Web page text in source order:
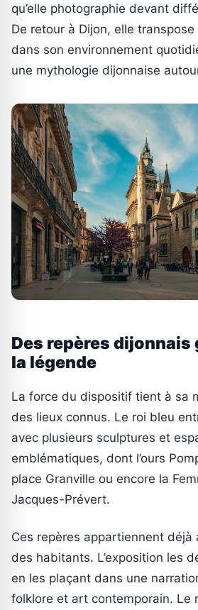
qu’elle photographie devant
De retour à Dijon, elle
dans son environnement
une mythologie dijonnaise
Des repères
la légende
La force du dispositif tient à sa
des lieux connus. Le roi bleu
avec plusieurs sculptures et
emblématiques, dont l’ours
place Granville ou encore la
Jacques-Prévert.
Ces repères appartiennent déjà
des habitants. L’exposition les
en les plaçant dans une
folklore et art contemporain. Le